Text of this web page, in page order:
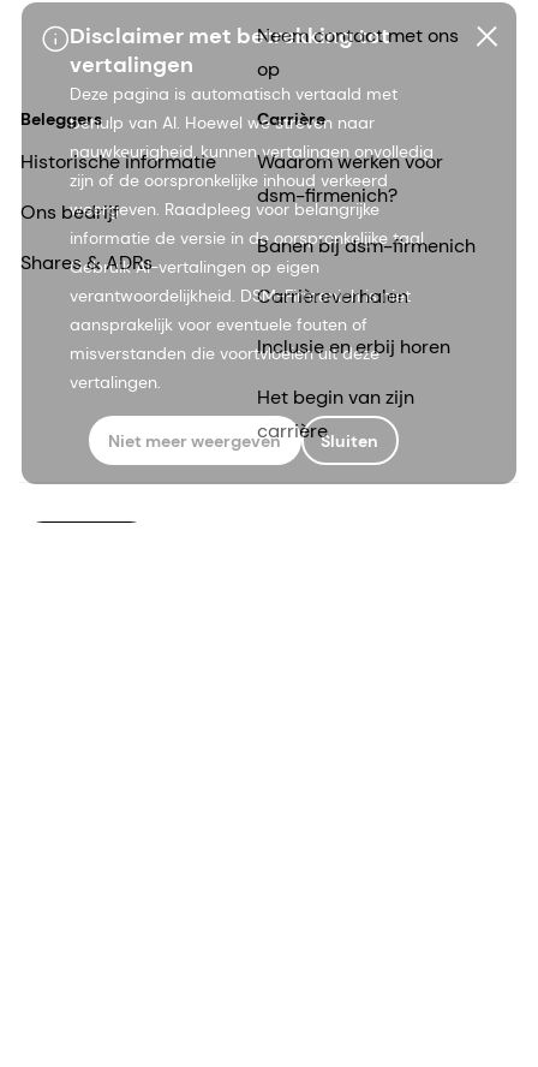
Disclaimer met betrekking tot
vertalingen
Deze pagina is automatisch vertaald met
behulp van AI. Hoewel we streven naar
nauwkeurigheid, kunnen vertalingen onvolledig
zijn of de oorspronkelijke inhoud verkeerd
weergeven. Raadpleeg voor belangrijke
informatie de versie in de oorspronkelijke taal.
Gebruik AI-vertalingen op eigen
verantwoordelijkheid. DSM-Firmenich is niet
aansprakelijk voor eventuele fouten of
misverstanden die voortvloeien uit deze
vertalingen.
Niet meer weergeven Sluiten
Neem contact met ons
op
Beleggers
Historische informatie
Ons bedrijf
Shares & ADRs
Carrière
Waarom werken voor
dsm-firmenich?
Banen bij dsm-firmenich
Carrièreverhalen
Inclusie en erbij horen
Het begin van zijn
carrière